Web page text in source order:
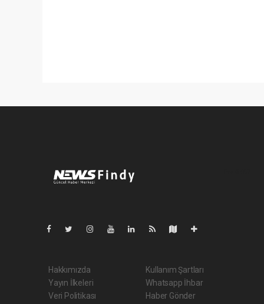
Hakkımızda
Yayın İlkeleri
Veri Politikası
Kullanım Şartları
Whatsapp İhbar
Haber Gönder